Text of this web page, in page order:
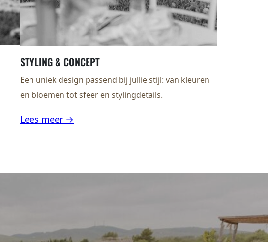
STYLING & CONCEPT
Een uniek design passend bij jullie stijl: van kleuren
en bloemen tot sfeer en stylingdetails.
Lees meer →